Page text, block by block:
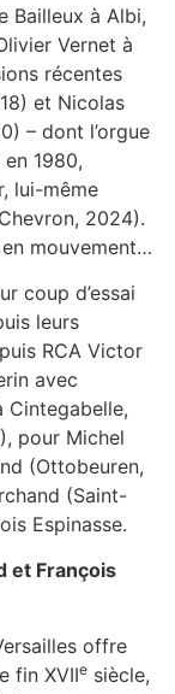
Bailleux à Albi,
Vernet à
récentes
et Nicolas
– dont l’orgue
1980,
lui-même
2024).
mouvement…
coup d’essai
leurs
RCA Victor
avec
Cintegabelle,
pour Michel
(Ottobeuren,
(Saint-
Espinasse.
et François
offre
fin XVIIe siècle,